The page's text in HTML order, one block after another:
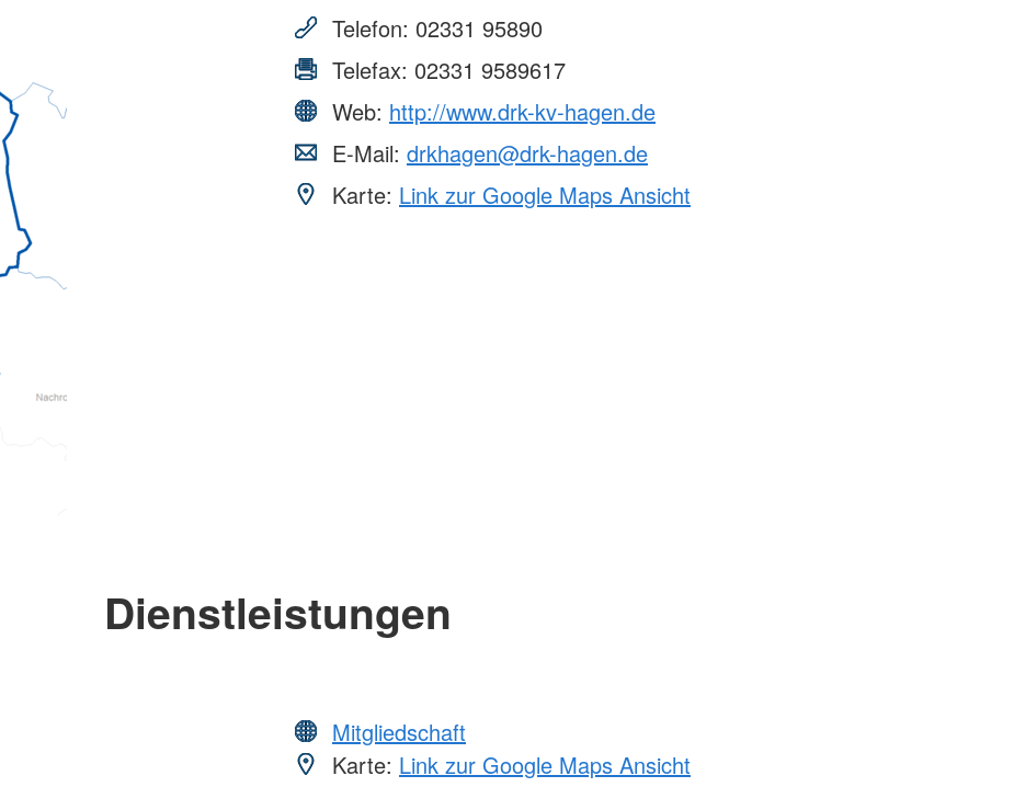
Telefon: 02331 95890
Telefax: 02331 9589617
Web: http://www.drk-kv-hagen.de
E-Mail: drkhagen@drk-hagen.de
Karte: Link zur Google Maps Ansicht
Dienstleistungen
Mitgliedschaft
Karte: Link zur Google Maps Ansicht